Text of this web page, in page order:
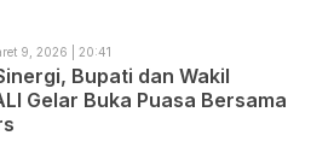
9, 2026 | 20:41
Bupati dan Wakil
Gelar Buka Puasa Bersama